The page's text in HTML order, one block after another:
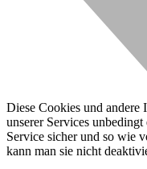
Diese Cookies und
unserer Services
Service sicher und so wie
kann man sie nicht